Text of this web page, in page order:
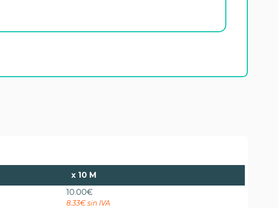
x 10 M
10.00€
8.33€ sin IVA